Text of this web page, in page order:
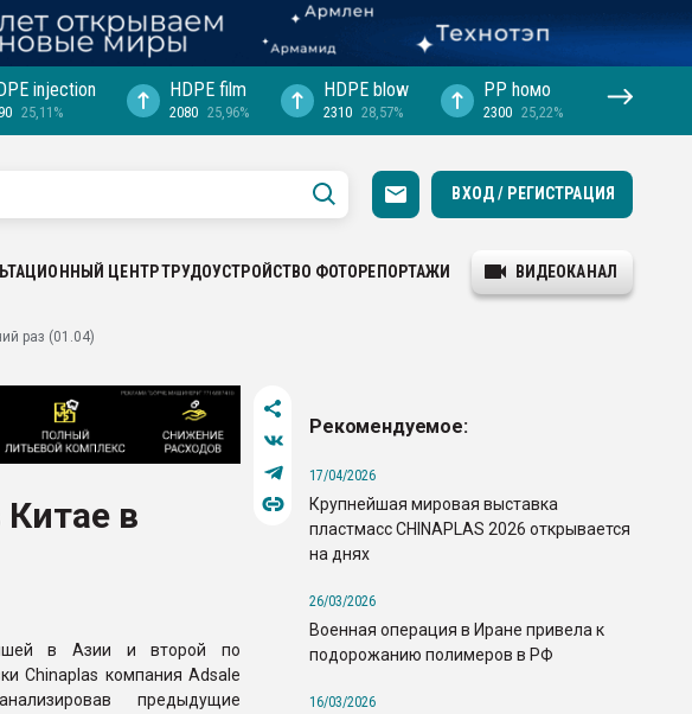
injection
25,11%
HDPE film
2080 25,96%
HDPE blow
2310 28,57%
PP hомо
2300 25,22%
ВХОД / РЕГИСТРАЦИЯ
ЦЕНТРТРУДОУСТРОЙСТВО ФОТОРЕПОРТАЖИ ВИДЕОКАНАЛ
раз (01.04)
в
в Азии и второй по
Chinaplas компания Adsale
предыдущие
Рекомендуемое:
17/04/2026
Крупнейшая мировая выставка
пластмасс CHINAPLAS 2026 открывается
на днях
26/03/2026
Военная операция в Иране привела к
подорожанию полимеров в РФ
16/03/2026